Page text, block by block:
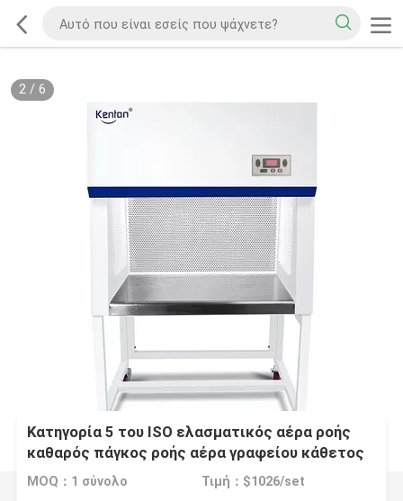
2/ 6
Κατηγορία 5 του ISO ελασματικός αέρα ροής
καθαρός πάγκος ροής αέρα γραφείου κάθετος
ελασματικός για το εργαστήριο
MOQ：1 σύνολο Τιμή：$1026/set